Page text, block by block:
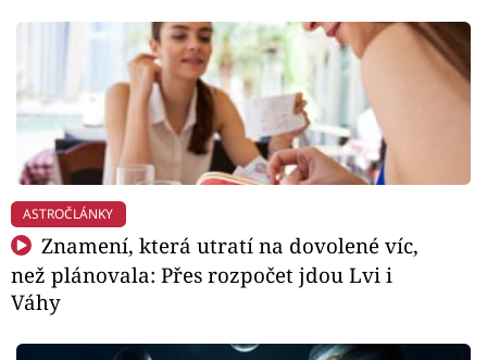
ASTROČLÁNKY
Znamení, která utratí na dovolené víc,
než plánovala: Přes rozpočet jdou Lvi i
Váhy